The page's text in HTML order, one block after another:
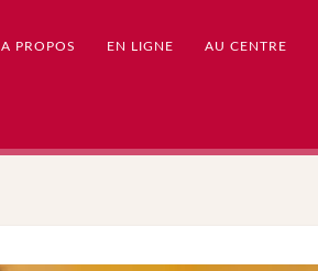
A PROPOS EN LIGNE AU CENTRE